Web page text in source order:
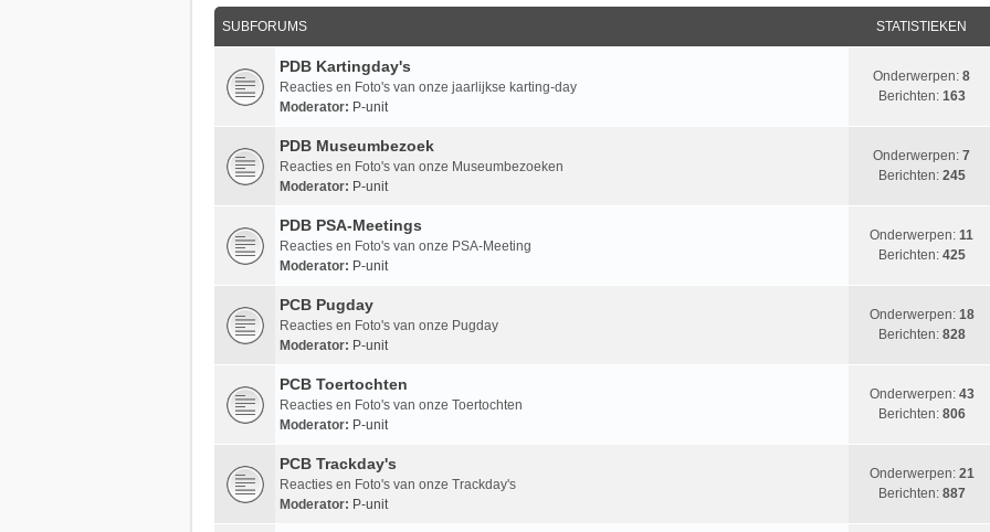
SUBFORUMS STATISTIEKEN
PDB Kartingday's
Reacties en Foto's van onze jaarlijkse karting-day
Moderator: P-unit
Onderwerpen: 8
Berichten: 163
PDB Museumbezoek
Reacties en Foto's van onze Museumbezoeken
Moderator: P-unit
Onderwerpen: 7
Berichten: 245
PDB PSA-Meetings
Reacties en Foto's van onze PSA-Meeting
Moderator: P-unit
Onderwerpen: 11
Berichten: 425
PCB Pugday
Reacties en Foto's van onze Pugday
Moderator: P-unit
Onderwerpen: 18
Berichten: 828
PCB Toertochten
Reacties en Foto's van onze Toertochten
Moderator: P-unit
Onderwerpen: 43
Berichten: 806
PCB Trackday's
Reacties en Foto's van onze Trackday's
Moderator: P-unit
Onderwerpen: 21
Berichten: 887